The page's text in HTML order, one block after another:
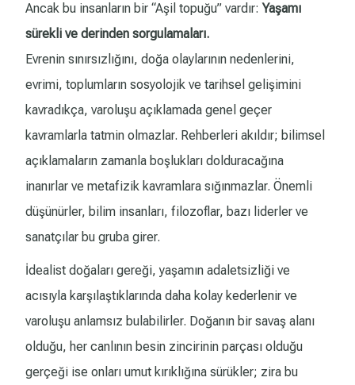
Ancak bu insanların bir “Aşil topuğu” vardır:Yaşamı
sürekli ve derinden sorgulamaları.
Evrenin sınırsızlığını, doğa olaylarının nedenlerini,
evrimi, toplumların sosyolojik ve tarihsel gelişimini
kavradıkça, varoluşu açıklamada genel geçer
kavramlarla tatmin olmazlar. Rehberleri akıldır; bilimsel
açıklamaların zamanla boşlukları dolduracağına
inanırlar ve metafizik kavramlara sığınmazlar. Önemli
düşünürler, bilim insanları, filozoflar, bazı liderler ve
sanatçılar bu gruba girer.
İdealist doğaları gereği, yaşamın adaletsizliği ve
acısıyla karşılaştıklarında daha kolay kederlenir ve
varoluşu anlamsız bulabilirler. Doğanın bir savaş alanı
olduğu, her canlının besin zincirinin parçası olduğu
gerçeği ise onları umut kırıklığına sürükler; zira bu